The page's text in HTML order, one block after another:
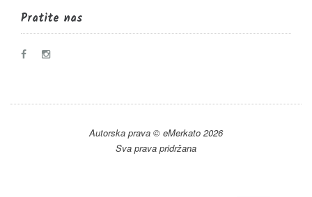
Pratite nas
Autorska prava © eMerkato 2026
Sva prava pridržana